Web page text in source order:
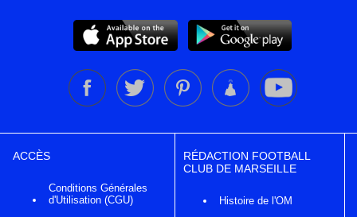
ACCÈS
Conditions Générales
d'Utilisation (CGU)
RÉDACTION FOOTBALL
CLUB DE MARSEILLE
Histoire de l'OM